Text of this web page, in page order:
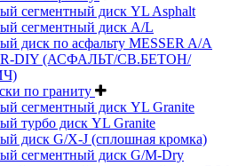
сегментный диск YL Asphalt
сегментный диск A/L
диск по асфальту MESSER A/A
DIY (АСФАЛЬТ/СВ.БЕТОН/
по граниту
сегментный диск YL Granite
турбо диск YL Granite
диск G/X-J (сплошная кромка)
сегментный диск G/M-Dry